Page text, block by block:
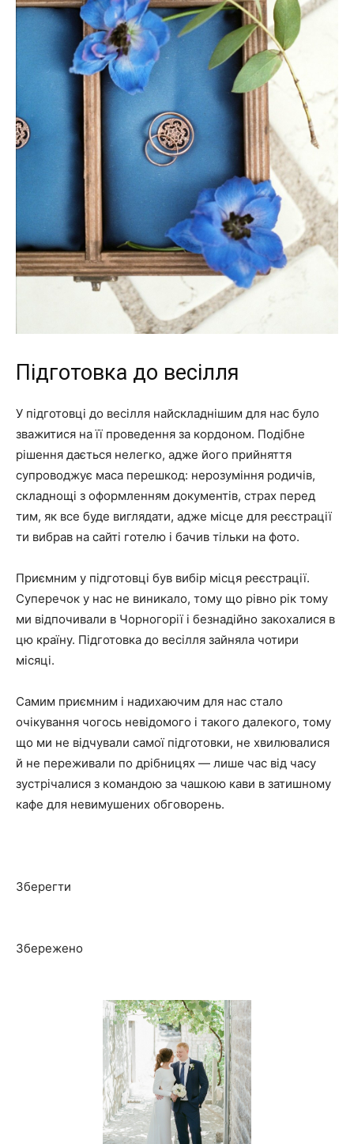
Підготовка до весілля
У підготовці до весілля найскладнішим для нас було
зважитися на її проведення за кордоном. Подібне
рішення дається нелегко, адже його прийняття
супроводжує маса перешкод: нерозуміння родичів,
складнощі з оформленням документів, страх перед
тим, як все буде виглядати, адже місце для реєстрації
ти вибрав на сайті готелю і бачив тільки на фото.
Приємним у підготовці був вибір місця реєстрації.
Суперечок у нас не виникало, тому що рівно рік тому
ми відпочивали в Чорногорії і безнадійно закохалися в
цю країну. Підготовка до весілля зайняла чотири
місяці.
Самим приємним і надихаючим для нас стало
очікування чогось невідомого і такого далекого, тому
що ми не відчували самої підготовки, не хвилювалися
й не переживали по дрібницях — лише час від часу
зустрічалися з командою за чашкою кави в затишному
кафе для невимушених обговорень.
Зберегти
Збережено